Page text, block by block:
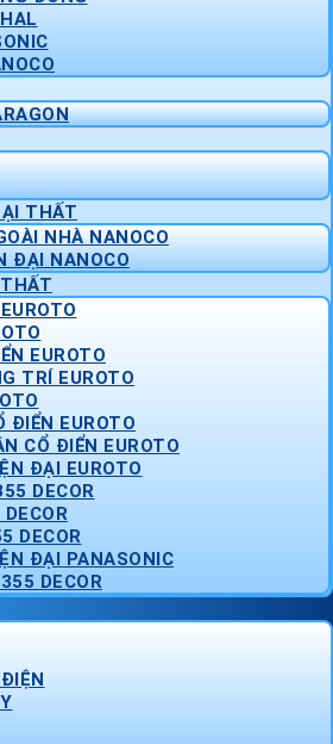
THẤT
NHÀ NANOCO
ĐẠI NANOCO
EUROTO
TRÍ EUROTO
ĐIỂN EUROTO
CỔ ĐIỂN EUROTO
ĐẠI EUROTO
DECOR
DECOR
ĐẠI PANASONIC
DECOR